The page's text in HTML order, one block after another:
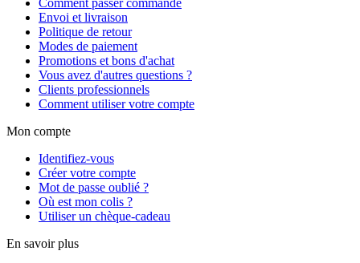
Comment passer commande
Envoi et livraison
Politique de retour
Modes de paiement
Promotions et bons d'achat
Vous avez d'autres questions ?
Clients professionnels
Comment utiliser votre compte
Mon compte
Identifiez-vous
Créer votre compte
Mot de passe oublié ?
Où est mon colis ?
Utiliser un chèque-cadeau
En savoir plus